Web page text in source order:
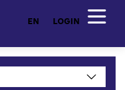
EN LOGIN